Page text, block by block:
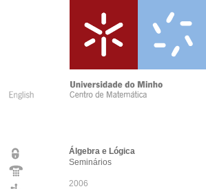
Álgebra e Lógica
Seminários
2006